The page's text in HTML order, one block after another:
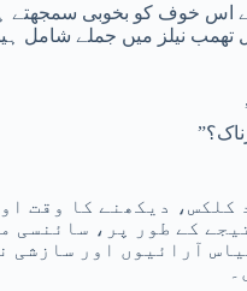
اس خوف کو بخوبی سمجھتے
تھمب نیلز میں جملے شامل
کلکس، دیکھنے کا وقت
کے طور پر، سائنسی
آرائیوں اور سازشی